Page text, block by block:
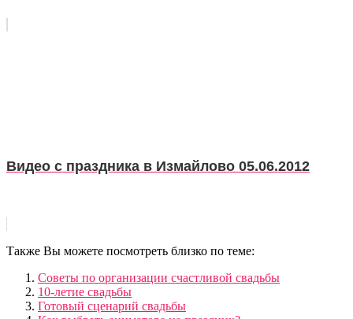
Видео с праздника в Измайлово 05.06.2012
Также Вы можете посмотреть близко по теме:
Советы по организации счастливой свадьбы
10-летие свадьбы
Готовый сценарий свадьбы